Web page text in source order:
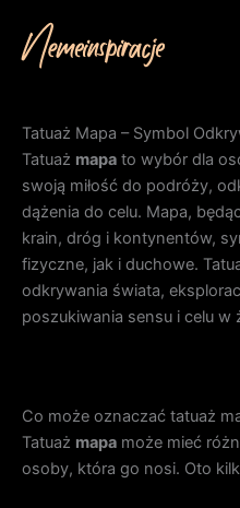
treści
Tatuaż Mapa – Symbol
Tatuaż mapa to wybór dla
swoją miłość do podróży,
dążenia do celu. Mapa,
krain, dróg i kontynentów,
fizyczne, jak i duchowe.
odkrywania świata,
poszukiwania sensu i celu w
Co może oznaczać tatuaż
Tatuaż mapa może mieć
osoby, która go nosi. Oto